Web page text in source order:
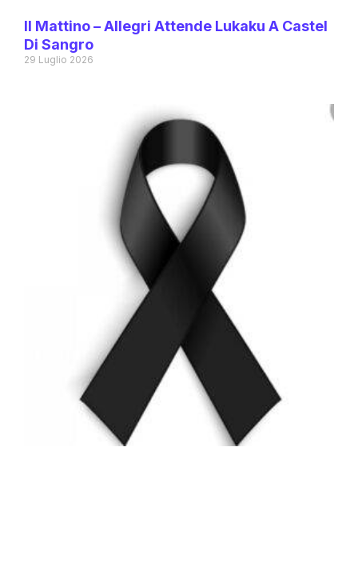
Il Mattino – Allegri Attende Lukaku A Castel
Di Sangro
29 Luglio 2026